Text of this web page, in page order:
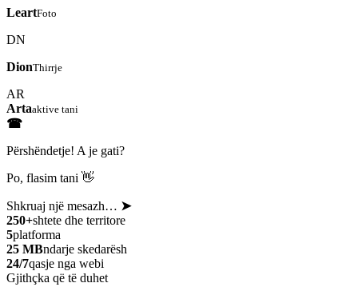
LeartFoto
DN
DionThirrje
AR
Artaaktive tani
☎
Përshëndetje! A je gati?
Po, flasim tani 👋
Shkruaj një mesazh… ➤
250+shtete dhe territore
5platforma
25 MBndarje skedarësh
24/7qasje nga webi
Gjithçka që të duhet